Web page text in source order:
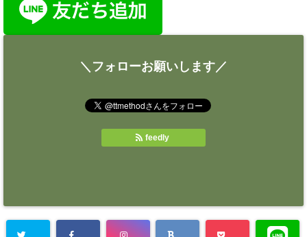
＼フォローお願いします／
feedly